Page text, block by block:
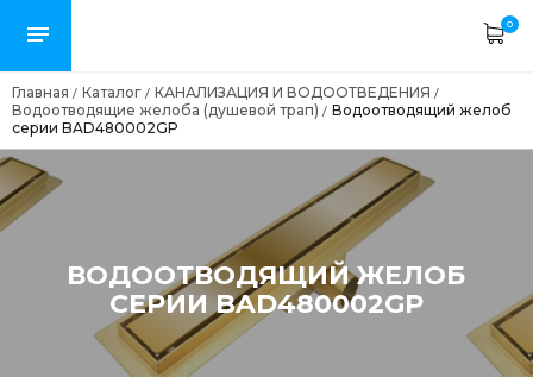
0
Главная / Каталог / КАНАЛИЗАЦИЯ И ВОДООТВЕДЕНИЯ /
Водоотводящие желоба (душевой трап) / Водоотводящий желоб
серии BAD480002GP
ВОДООТВОДЯЩИЙ ЖЕЛОБ
СЕРИИ BAD480002GP